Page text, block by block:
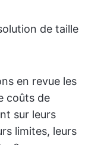
de taille
en revue les
coûts de
sur leurs
limites, leurs